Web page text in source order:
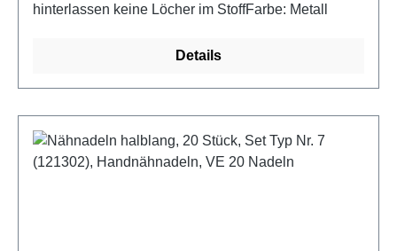
hinterlassen keine Löcher im StoffFarbe: Metall
Details